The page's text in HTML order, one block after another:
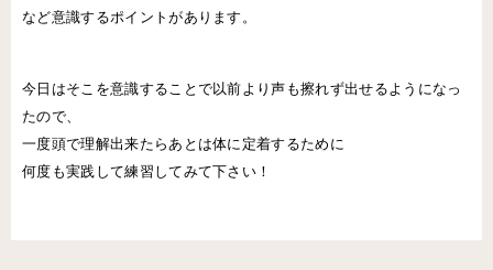
など意識するポイントがあります。
今日はそこを意識することで以前より声も擦れず出せるようになっ
たので、
一度頭で理解出来たらあとは体に定着するために
何度も実践して練習してみて下さい！